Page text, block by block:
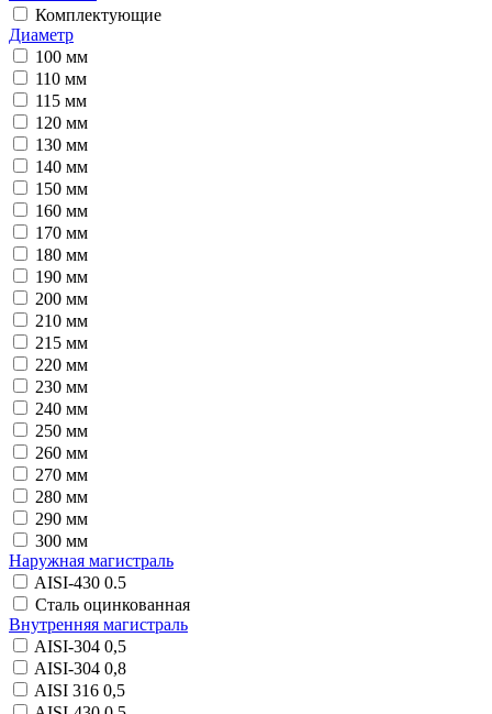
Комплектующие
Диаметр
100 мм
110 мм
115 мм
120 мм
130 мм
140 мм
150 мм
160 мм
170 мм
180 мм
190 мм
200 мм
210 мм
215 мм
220 мм
230 мм
240 мм
250 мм
260 мм
270 мм
280 мм
290 мм
300 мм
Наружная магистраль
AISI-430 0.5
Сталь оцинкованная
Внутренняя магистраль
AISI-304 0,5
AISI-304 0,8
AISI 316 0,5